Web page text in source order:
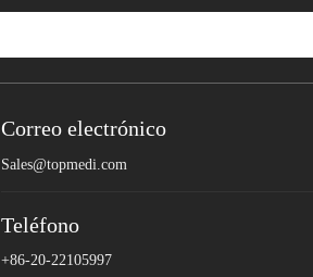
Correo electrónico
Sales@topmedi.com
Teléfono
+86-20-22105997